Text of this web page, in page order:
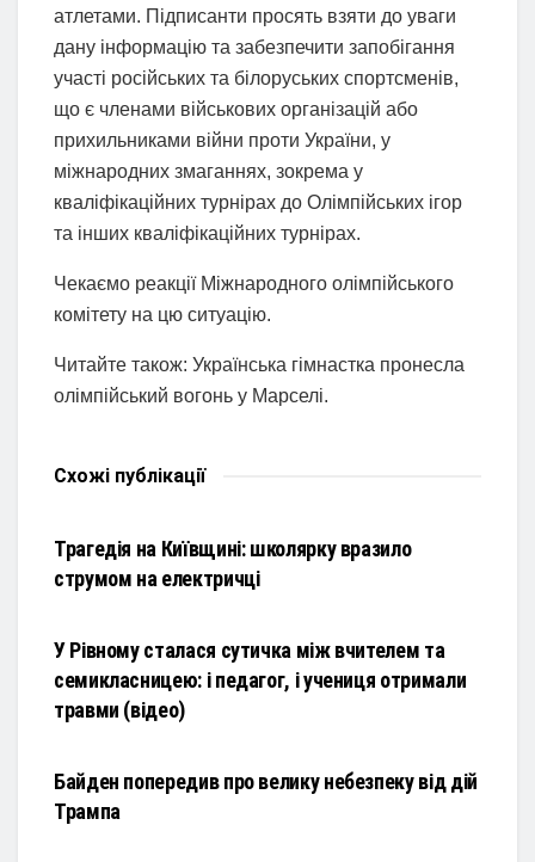
атлетами. Підписанти просять взяти до уваги
дану інформацію та забезпечити запобігання
участі російських та білоруських спортсменів,
що є членами військових організацій або
прихильниками війни проти України, у
міжнародних змаганнях, зокрема у
кваліфікаційних турнірах до Олімпійських ігор
та інших кваліфікаційних турнірах.
Чекаємо реакції Міжнародного олімпійського
комітету на цю ситуацію.
Читайте також: Українська гімнастка пронесла
олімпійський вогонь у Марселі.
Схожі публікації
Трагедія на Київщині: школярку вразило
струмом на електричці
У Рівному сталася сутичка між вчителем та
семикласницею: і педагог, і учениця отримали
травми (відео)
Байден попередив про велику небезпеку від дій
Трампа